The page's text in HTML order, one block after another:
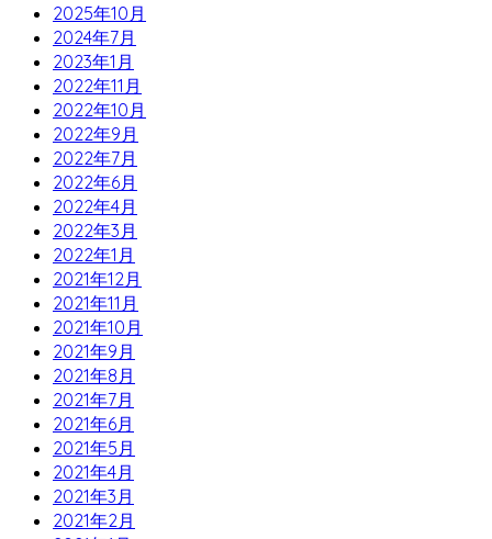
2025年10月
2024年7月
2023年1月
2022年11月
2022年10月
2022年9月
2022年7月
2022年6月
2022年4月
2022年3月
2022年1月
2021年12月
2021年11月
2021年10月
2021年9月
2021年8月
2021年7月
2021年6月
2021年5月
2021年4月
2021年3月
2021年2月